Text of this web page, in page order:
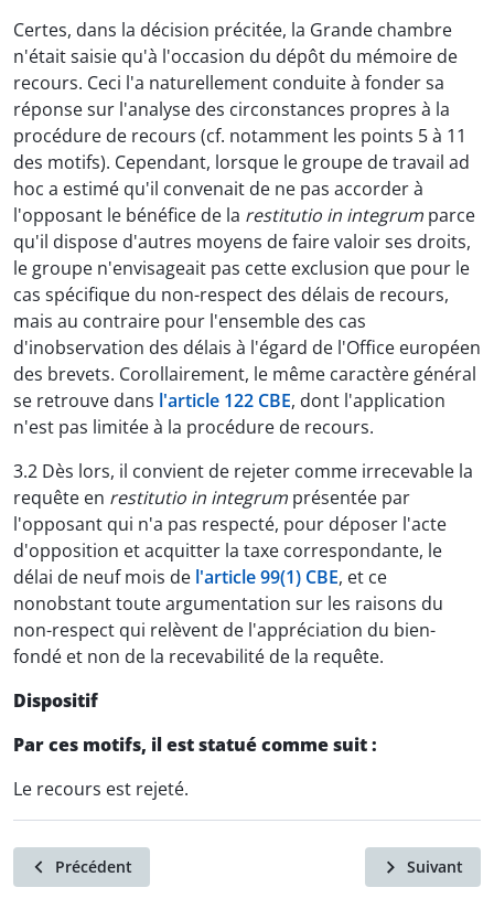
Certes, dans la décision précitée, la Grande chambre
n'était saisie qu'à l'occasion du dépôt du mémoire de
recours. Ceci l'a naturellement conduite à fonder sa
réponse sur l'analyse des circonstances propres à la
procédure de recours (cf. notamment les points 5 à 11
des motifs). Cependant, lorsque le groupe de travail ad
hoc a estimé qu'il convenait de ne pas accorder à
l'opposant le bénéfice de la restitutio in integrum parce
qu'il dispose d'autres moyens de faire valoir ses droits,
le groupe n'envisageait pas cette exclusion que pour le
cas spécifique du non-respect des délais de recours,
mais au contraire pour l'ensemble des cas
d'inobservation des délais à l'égard de l'Office européen
des brevets. Corollairement, le même caractère général
se retrouve dans l'article 122 CBE, dont l'application
n'est pas limitée à la procédure de recours.
3.2 Dès lors, il convient de rejeter comme irrecevable la
requête en restitutio in integrum présentée par
l'opposant qui n'a pas respecté, pour déposer l'acte
d'opposition et acquitter la taxe correspondante, le
délai de neuf mois de l'article 99(1) CBE, et ce
nonobstant toute argumentation sur les raisons du
non-respect qui relèvent de l'appréciation du bien-
fondé et non de la recevabilité de la requête.
Dispositif
Par ces motifs, il est statué comme suit :
Le recours est rejeté.
Précédent Suivant